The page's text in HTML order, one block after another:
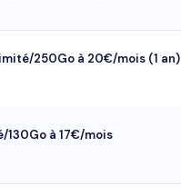
250Go à 20€/mois (1 an)
à 17€/mois